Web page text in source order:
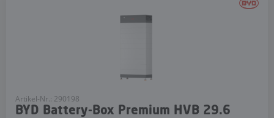
Artikel-Nr.: 290198
BYD Battery-Box Premium HVB 29.6